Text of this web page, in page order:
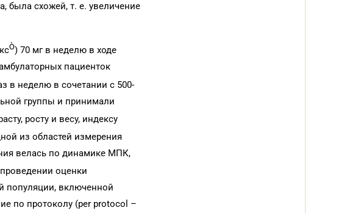
была схожей, т. е. увеличение
Ò) 70 мг в неделю в ходе
пациенток
в неделю в сочетании с 500-
группы и принимали
росту и весу, индексу
из областей измерения
велась по динамике МПК,
оценки
популяции, включенной
по протоколу (per protocol –